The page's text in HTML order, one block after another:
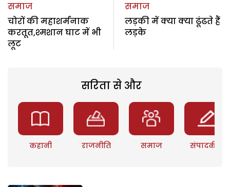
समाज
चोरों की महाशर्मनाक
करतूत,श्मशान घाट में भी
लूट
समाज
लड़की में क्या क्या ढूंढते हैं
लड़के
सरिता से और
कहानी राजनीति समाज संपादकीय